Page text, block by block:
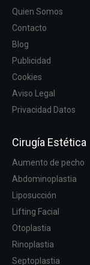
Quien Somos
Contacto
Blog
Publicidad
Cookies
Aviso Legal
Privacidad Datos
Cirugía Estética
Aumento de pecho
Abdominoplastia
Liposucción
Lifting Facial
Otoplastia
Rinoplastia
Septoplastia